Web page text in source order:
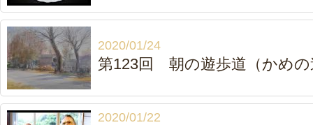
2020/01/24
第123回 朝の遊歩道（かめの
2020/01/22